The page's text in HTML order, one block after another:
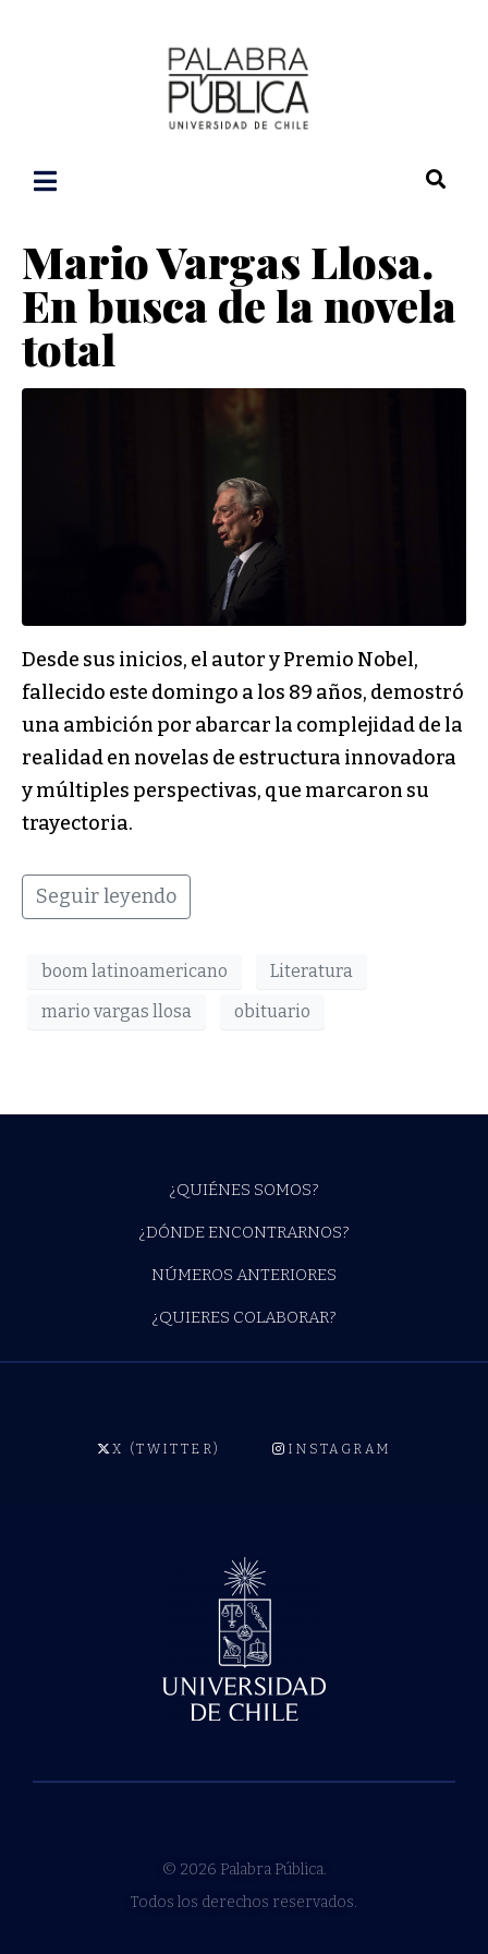
Mario Vargas Llosa.
En busca de la novela
total
Desde sus inicios, el autor y Premio Nobel,
fallecido este domingo a los 89 años, demostró
una ambición por abarcar la complejidad de la
realidad en novelas de estructura innovadora
y múltiples perspectivas, que marcaron su
trayectoria.
Seguir leyendo
boom latinoamericano
Literatura
mario vargas llosa
obituario
¿QUIÉNES SOMOS?
¿DÓNDE ENCONTRARNOS?
NÚMEROS ANTERIORES
¿QUIERES COLABORAR?
X (TWITTER) INSTAGRAM
© 2026 Palabra Pública.
Todos los derechos reservados.